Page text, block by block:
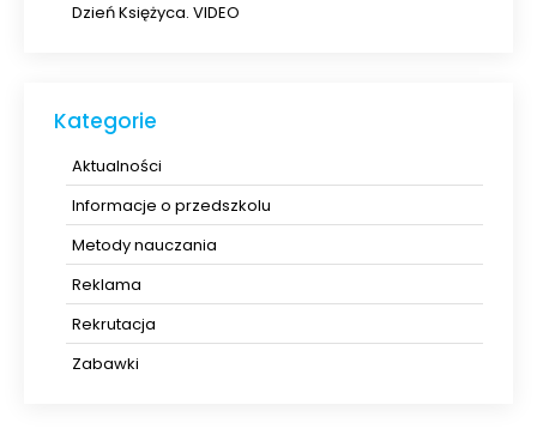
Dzień Księżyca. VIDEO
Kategorie
Aktualności
Informacje o przedszkolu
Metody nauczania
Reklama
Rekrutacja
Zabawki